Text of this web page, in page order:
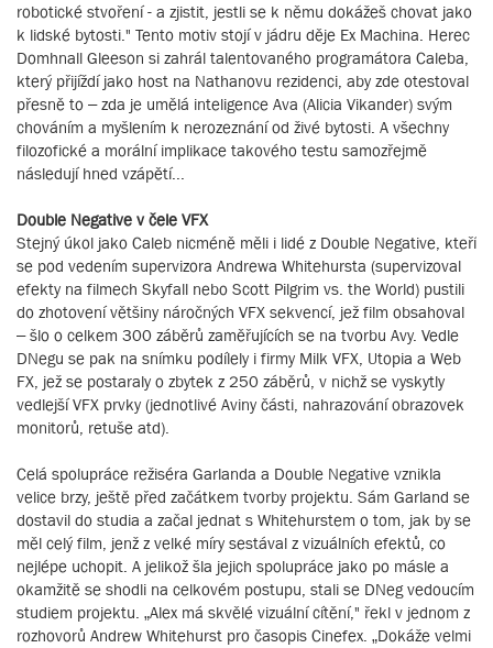
robotické stvoření - a zjistit, jestli se k němu dokážeš chovat jako
k lidské bytosti." Tento motiv stojí v jádru děje Ex Machina. Herec
Domhnall Gleeson si zahrál talentovaného programátora Caleba,
který přijíždí jako host na Nathanovu rezidenci, aby zde otestoval
přesně to – zda je umělá inteligence Ava (Alicia Vikander) svým
chováním a myšlením k nerozeznání od živé bytosti. A všechny
filozofické a morální implikace takového testu samozřejmě
následují hned vzápětí...
Double Negative v čele VFX
Stejný úkol jako Caleb nicméně měli i lidé z Double Negative, kteří
se pod vedením supervizora Andrewa Whitehursta (supervizoval
efekty na filmech Skyfall nebo Scott Pilgrim vs. the World) pustili
do zhotovení většiny náročných VFX sekvencí, jež film obsahoval
– šlo o celkem 300 záběrů zaměřujících se na tvorbu Avy. Vedle
DNegu se pak na snímku podílely i firmy Milk VFX, Utopia a Web
FX, jež se postaraly o zbytek z 250 záběrů, v nichž se vyskytly
vedlejší VFX prvky (jednotlivé Aviny části, nahrazování obrazovek
monitorů, retuše atd).
Celá spolupráce režiséra Garlanda a Double Negative vznikla
velice brzy, ještě před začátkem tvorby projektu. Sám Garland se
dostavil do studia a začal jednat s Whitehurstem o tom, jak by se
měl celý film, jenž z velké míry sestával z vizuálních efektů, co
nejlépe uchopit. A jelikož šla jejich spolupráce jako po másle a
okamžitě se shodli na celkovém postupu, stali se DNeg vedoucím
studiem projektu. „Alex má skvělé vizuální cítění," řekl v jednom z
rozhovorů Andrew Whitehurst pro časopis Cinefex. „Dokáže velmi